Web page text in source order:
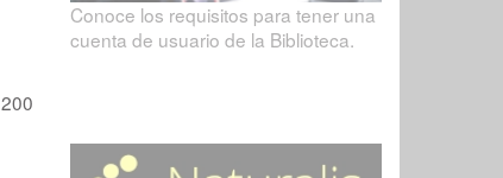
200
Conoce los requisitos para tener una
cuenta de usuario de la Biblioteca.